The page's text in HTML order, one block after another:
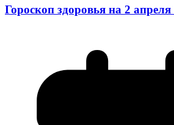
Гороскоп здоровья на 2 апреля